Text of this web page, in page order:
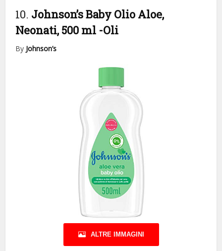
10. Johnson’s Baby Olio Aloe,
Neonati, 500 ml -Oli
By Johnson’s
ALTRE IMMAGINI